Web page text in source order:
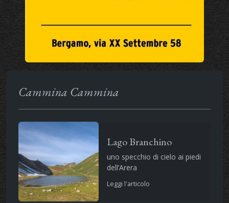
Cammina Cammina
Lago Branchino
uno specchio di cielo ai piedi
dell’Arera
Leggi l'articolo